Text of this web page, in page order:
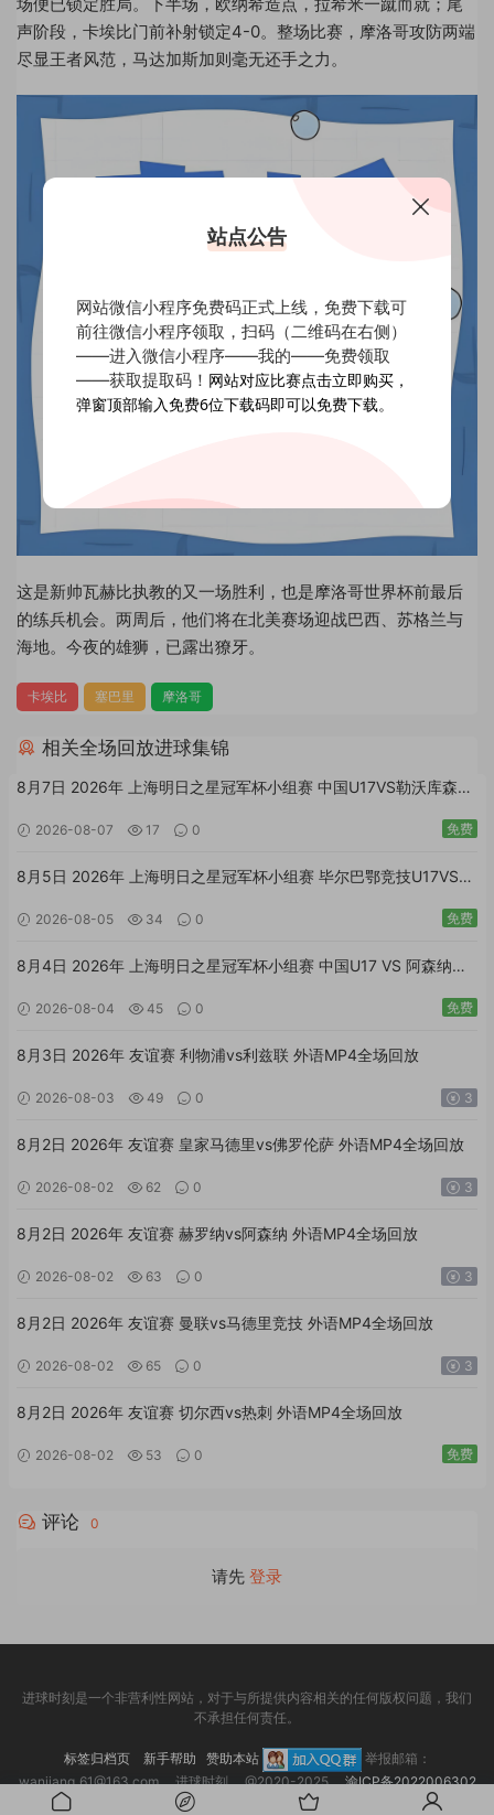
声阶段，卡埃比门前补射锁定4-0。整场比赛，摩洛哥攻防两端
尽显王者风范，马达加斯加则毫无还手之力。
这是新帅瓦赫比执教的又一场胜利，也是摩洛哥世界杯前最后
的练兵机会。两周后，他们将在北美赛场迎战巴西、苏格兰与
海地。今夜的雄狮，已露出獠牙。
卡埃比 塞巴里 摩洛哥
相关全场回放进球集锦
8月7日 2026年 上海明日之星冠军杯小组赛 中国U17VS勒沃库森
2026-08-07 17 0 免费
8月5日 2026年 上海明日之星冠军杯小组赛 毕尔巴鄂竞技U17VS中
2026-08-05 34 0 免费
8月4日 2026年 上海明日之星冠军杯小组赛 中国U17 VS 阿森纳
2026-08-04 45 0 免费
8月3日 2026年 友谊赛 利物浦vs利兹联 外语MP4全场回放
2026-08-03 49 0 3
8月2日 2026年 友谊赛 皇家马德里vs佛罗伦萨 外语MP4全场回放
2026-08-02 62 0 3
8月2日 2026年 友谊赛 赫罗纳vs阿森纳 外语MP4全场回放
2026-08-02 63 0 3
8月2日 2026年 友谊赛 曼联vs马德里竞技 外语MP4全场回放
2026-08-02 65 0 3
8月2日 2026年 友谊赛 切尔西vs热刺 外语MP4全场回放
2026-08-02 53 0 免费
评论 0
请先 登录
进球时刻是一个非营利性网站，对于与所提供内容相关的任何版权问题，我们
不承担任何责任。
标签归档页 新手帮助 赞助本站
举报邮箱：
wanjiang_61@163.com 进球时刻 @2020-2025渝ICP备2022006302
站点公告
网站微信小程序免费码正式上线，免费下载可
前往微信小程序领取，扫码（二维码在右侧）
——进入微信小程序——我的——免费领取
——获取提取码！ 网站对应比赛点击立即购买，
弹窗顶部输入免费6位下载码即可以免费下载。